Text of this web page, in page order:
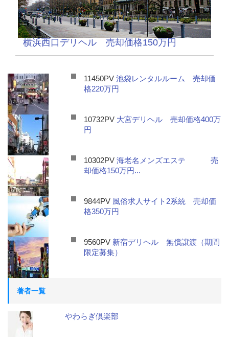
横浜西口デリヘル 売却価格150万円
11450PV池袋レンタルルーム 売却価
格220万円
10732PV 大宮デリヘル 売却価格400万
円
10302PV海老名メンズエステ 売
却価格150万円...
9844PV 風俗求人サイト2系統 売却価
格350万円
9560PV 新宿デリヘル 無償譲渡（期間
限定募集）
著者一覧
やわらぎ倶楽部